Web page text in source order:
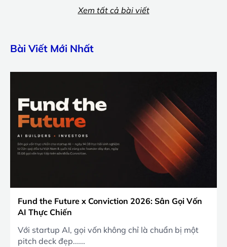
Xem tất cả bài viết
Bài Viết Mới Nhất
Fund the Future x Conviction 2026: Sân Gọi Vốn
AI Thực Chiến
Với startup AI, gọi vốn không chỉ là chuẩn bị một
pitch deck đẹp......